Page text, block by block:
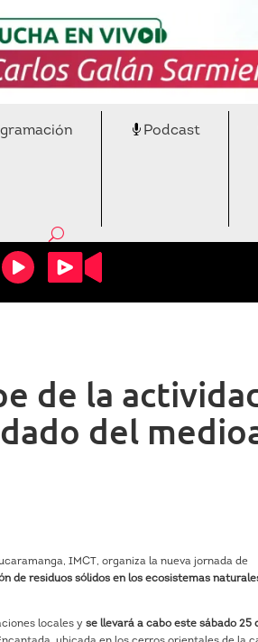
Podcast
de la
del
IMCT, organiza la nueva jornada de
de residuos sólidos en los ecosistemas
locales yse llevará a cabo este sábado 25